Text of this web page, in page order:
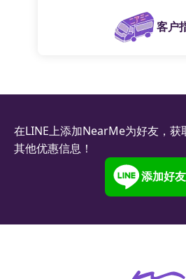
客户
在LINE上添加NearMe为好友，获
其他优惠信息！
添加好友